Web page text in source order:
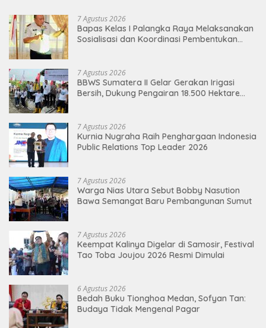
7 Agustus 2026
Bapas Kelas I Palangka Raya Melaksanakan
Sosialisasi dan Koordinasi Pembentukan
7 Agustus 2026
BBWS Sumatera II Gelar Gerakan Irigasi
Bersih, Dukung Pengairan 18.500 Hektare
7 Agustus 2026
Kurnia Nugraha Raih Penghargaan Indonesia
Public Relations Top Leader 2026
7 Agustus 2026
Warga Nias Utara Sebut Bobby Nasution
Bawa Semangat Baru Pembangunan Sumut
7 Agustus 2026
Keempat Kalinya Digelar di Samosir, Festival
Tao Toba Joujou 2026 Resmi Dimulai
6 Agustus 2026
Bedah Buku Tionghoa Medan, Sofyan Tan:
Budaya Tidak Mengenal Pagar